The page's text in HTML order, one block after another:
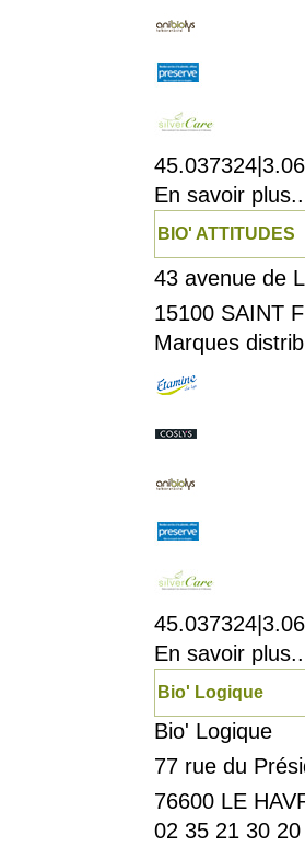
En savoir
BIO' ATTITUDES
43 avenue de
15100 SAINT
Marques
En savoir
Bio' Logique
Bio' Logique
77 rue du
76600 LE
02 35 21 30 20